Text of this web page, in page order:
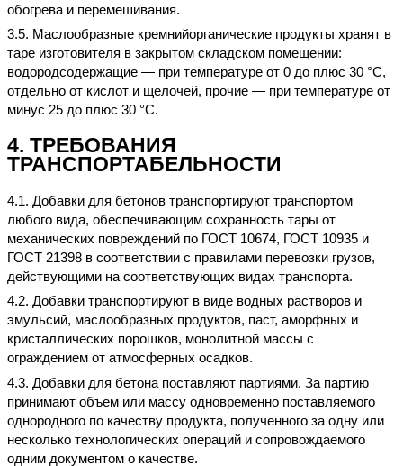
обогрева и перемешивания.
3.5. Маслообразные кремнийорганические продукты хранят в
таре изготовителя в закрытом складском помещении:
водородсодержащие — при температуре от 0 до плюс 30 °С,
отдельно от кислот и щелочей, прочие — при температуре от
минус 25 до плюс 30 °С.
4. ТРЕБОВАНИЯ
ТРАНСПОРТАБЕЛЬНОСТИ
4.1. Добавки для бетонов транспортируют транспортом
любого вида, обеспечивающим сохранность тары от
механических повреждений по ГОСТ 10674, ГОСТ 10935 и
ГОСТ 21398 в соответствии с правилами перевозки грузов,
действующими на соответствующих видах транспорта.
4.2. Добавки транспортируют в виде водных растворов и
эмульсий, маслообразных продуктов, паст, аморфных и
кристаллических порошков, монолитной массы с
ограждением от атмосферных осадков.
4.3. Добавки для бетона поставляют партиями. За партию
принимают объем или массу одновременно поставляемого
однородного по качеству продукта, полученного за одну или
несколько технологических операций и сопровождаемого
одним документом о качестве.